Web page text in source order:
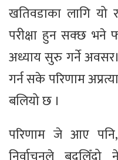
खतिवडाका लागि यो
परीक्षा हुन सक्छ भने
अध्याय सुरु गर्ने
गर्न सके परिणाम
बलियो छ ।
परिणाम जे आए